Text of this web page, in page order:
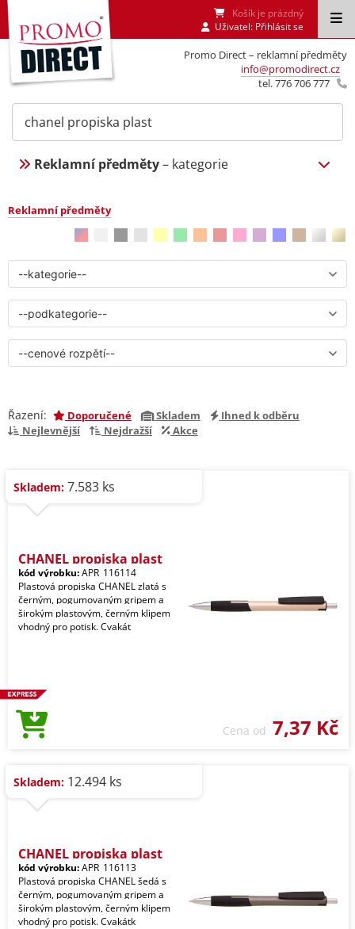
Promo Direct – reklamní předměty
info@promodirect.cz
tel. 776 706 777
Košík je prázdný
Uživatel: Přihlásit se
Reklamní předměty– kategorie
Reklamní předměty
Řazení: Doporučené Skladem
Ihned k odběru
Nejlevnější
Nejdražší Akce
Skladem: 7.583 ks
CHANEL propiska plast
kód výrobku:APR_116114
Plastová propiska CHANEL zlatá s
černým, pogumovaným gripem a
širokým plastovým, černým klipem
vhodný pro potisk. Cvakát
Cena od 7,37 Kč
Skladem: 12.494 ks
CHANEL propiska plast
kód výrobku:APR_116113
Plastová propiska CHANEL šedá s
černým, pogumovaným gripem a
širokým plastovým, černým klipem
vhodný pro potisk. Cvakátk